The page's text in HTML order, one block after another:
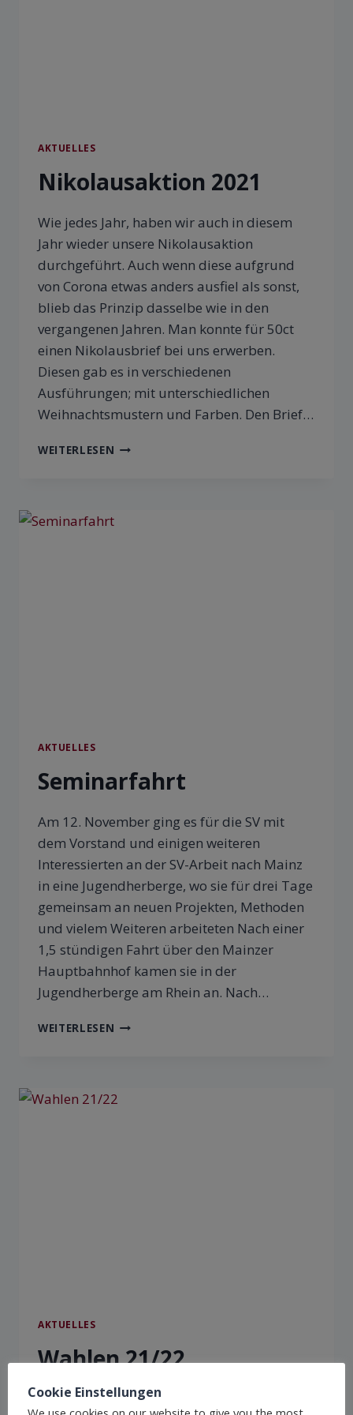
AKTUELLES
Nikolausaktion 2021
Wie jedes Jahr, haben wir auch in diesem
Jahr wieder unsere Nikolausaktion
durchgeführt. Auch wenn diese aufgrund
von Corona etwas anders ausfiel als sonst,
blieb das Prinzip dasselbe wie in den
vergangenen Jahren. Man konnte für 50ct
einen Nikolausbrief bei uns erwerben.
Diesen gab es in verschiedenen
Ausführungen; mit unterschiedlichen
Weihnachtsmustern und Farben. Den Brief…
WEITERLESEN
AKTUELLES
Seminarfahrt
Am 12. November ging es für die SV mit
dem Vorstand und einigen weiteren
Interessierten an der SV-Arbeit nach Mainz
in eine Jugendherberge, wo sie für drei Tage
gemeinsam an neuen Projekten, Methoden
und vielem Weiteren arbeiteten Nach einer
1,5 stündigen Fahrt über den Mainzer
Hauptbahnhof kamen sie in der
Jugendherberge am Rhein an. Nach…
WEITERLESEN
AKTUELLES
Wahlen 21/22
Am 08. und 09. September 2021 hat die
Cookie Einstellungen